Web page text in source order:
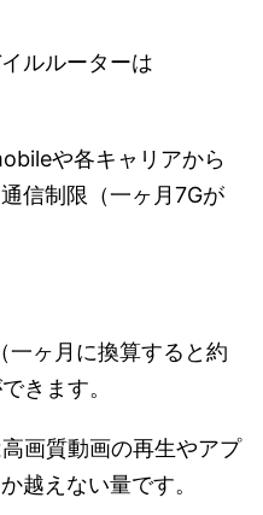
ルルーターは
や各キャリアから
信制限（一ヶ月7Gが
一ヶ月に換算すると約
きます。
画質動画の再生やアプ
越えない量です。